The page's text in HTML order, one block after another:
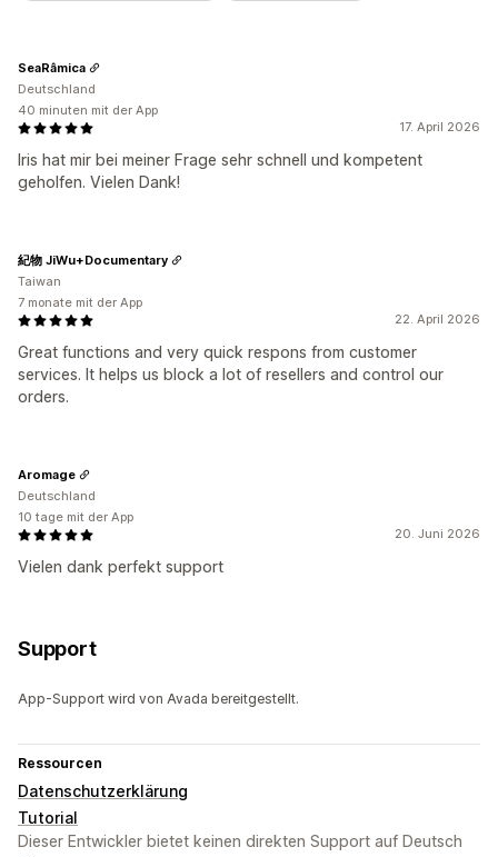
17. April 2026
Iris hat mir bei meiner Frage sehr schnell und kompetent
geholfen. Vielen Dank!
SeaRâmica
Deutschland
40 minuten mit der App
22. April 2026
Great functions and very quick respons from customer
services. It helps us block a lot of resellers and control our
orders.
紀物 JiWu+Documentary
Taiwan
7 monate mit der App
20. Juni 2026
Vielen dank perfekt support
Aromage
Deutschland
10 tage mit der App
Support
App-Support wird von Avada bereitgestellt.
Ressourcen
Datenschutzerklärung
Tutorial
Dieser Entwickler bietet keinen direkten Support auf Deutsch